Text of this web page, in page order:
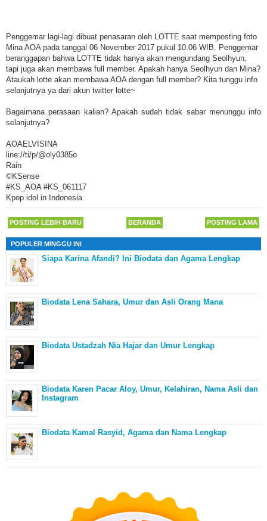
Penggemar lagi-lagi dibuat penasaran oleh LOTTE saat memposting foto
Mina AOA pada tanggal 06 November 2017 pukul 10.06 WIB. Penggemar
beranggapan bahwa LOTTE tidak hanya akan mengundang Seolhyun,
tapi juga akan membawa full member. Apakah hanya Seolhyun dan Mina?
Ataukah lotte akan membawa AOA dengan full member? Kita tunggu info
selanjutnya ya dari akun twitter lotte~
Bagaimana perasaan kalian? Apakah sudah tidak sabar menunggu info
selanjutnya?
AOAELVISINA
line://ti/p/@oly0385o
Rain
©KSense
#KS_AOA #KS_061117
Kpop idol in Indonesia
POSTING LEBIH BARU POSTING LAMA
BERANDA
POPULER MINGGU INI
Siapa Karina Afandi? Ini Biodata dan Agama Lengkap
Biodata Lena Sahara, Umur dan Asli Orang Mana
Biodata Ustadzah Nia Hajar dan Umur Lengkap
Biodata Karen Pacar Aloy, Umur, Kelahiran, Nama Asli dan
Instagram
Biodata Kamal Rasyid, Agama dan Nama Lengkap